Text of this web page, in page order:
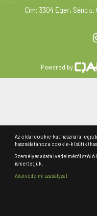
Cím: 3304 Eger, Sánc u.
Powered by
Az oldal cookie-kat használ a
használatához a cookie-k (sütik)
Személyes adatai védelméről
ismertetjük.
Adatvédelmi szabályzat